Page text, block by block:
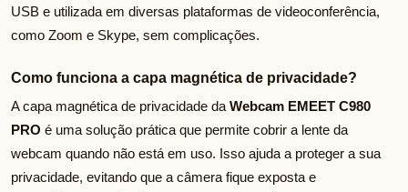
USB e utilizada em diversas plataformas de videoconferência,
como Zoom e Skype, sem complicações.
Como funciona a capa magnética de privacidade?
A capa magnética de privacidade da Webcam EMEET C980
PRO é uma solução prática que permite cobrir a lente da
webcam quando não está em uso. Isso ajuda a proteger a sua
privacidade, evitando que a câmera fique exposta e